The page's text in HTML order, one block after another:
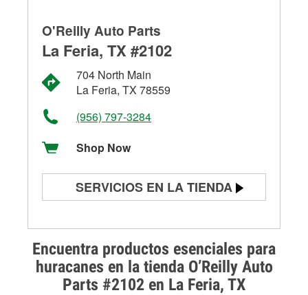
Encuentra productos esenciales para
huracanes en la tienda O’Reilly Auto
Parts #2102 en La Feria, TX
O'Reilly Auto Parts
La Feria, TX #2102
704 North Main
La Feria, TX 78559
(956) 797-3284
Shop Now
SERVICIOS EN LA TIENDA
Prueba de alternadores y
arrancadores
Revisión de la luz "Check Engine"